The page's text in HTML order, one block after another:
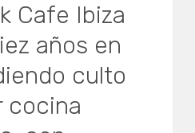
Cafe Ibiza
años en
culto
cocina